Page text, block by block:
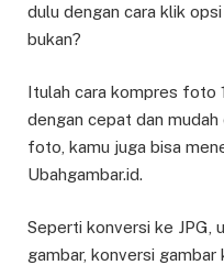
dulu dengan cara klik opsi
bukan?
Itulah cara kompres foto
dengan cepat dan mudah
foto, kamu juga bisa
Ubahgambar.id.
Seperti konversi ke JPG,
gambar, konversi gambar